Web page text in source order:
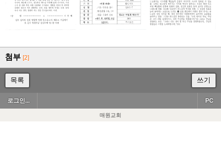
첨부 [2]
목록 쓰기
로그인... PC
매원교회